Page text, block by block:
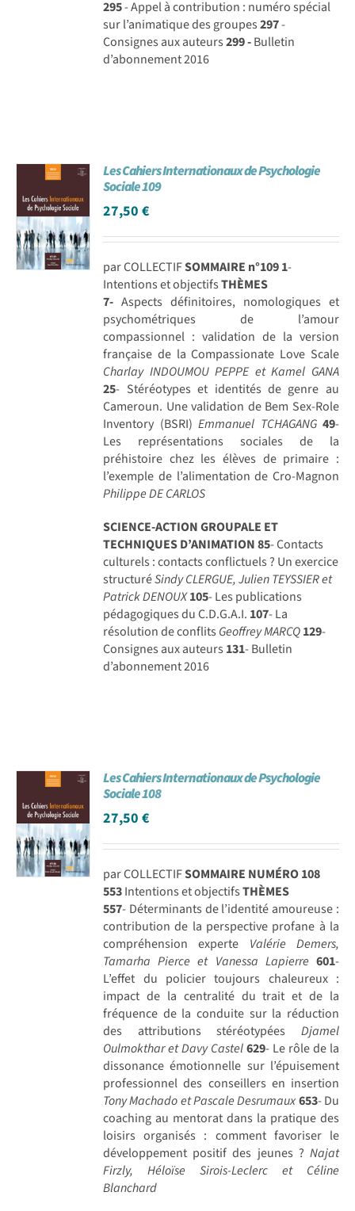
295- Appel à contribution : numéro spécial
sur l’animatique des groupes297-
Consignes aux auteurs299 -Bulletin
d’abonnement 2016
Les Cahiers Internationaux de Psychologie
Sociale 109
27,50€
par COLLECTIFSOMMAIRE n°1091-
Intentions et objectifsTHÈMES
7- Aspects définitoires, nomologiques et
psychométriques de l’amour
compassionnel : validation de la version
française de la Compassionate Love Scale
Charlay INDOUMOU PEPPE et Kamel GANA
25- Stéréotypes et identités de genre au
Cameroun. Une validation de Bem Sex-Role
Inventory (BSRI)Emmanuel TCHAGANG 49-
Les représentations sociales de la
préhistoire chez les élèves de primaire :
l’exemple de l’alimentation de Cro-Magnon
Philippe DE CARLOS
SCIENCE-ACTION GROUPALE ET
TECHNIQUES D’ANIMATION85- Contacts
culturels : contacts conflictuels ? Un exercice
structuréSindy CLERGUE, Julien TEYSSIER et
Patrick DENOUX105- Les publications
pédagogiques du C.D.G.A.I. 107- La
résolution de conflits Geoffrey MARCQ129-
Consignes aux auteurs 131- Bulletin
d’abonnement 2016
Les Cahiers Internationaux de Psychologie
Sociale 108
27,50€
par COLLECTIFSOMMAIRE NUMÉRO 108
553Intentions et objectifsTHÈMES
557- Déterminants de l’identité amoureuse :
contribution de la perspective profane à la
compréhension experte Valérie Demers,
Tamarha Pierce et Vanessa Lapierre 601-
L’effet du policier toujours chaleureux :
impact de la centralité du trait et de la
fréquence de la conduite sur la réduction
des attributions stéréotypées Djamel
Oulmokthar et Davy Castel629- Le rôle de la
dissonance émotionnelle sur l’épuisement
professionnel des conseillers en insertion
Tony Machado et Pascale Desrumaux653- Du
coaching au mentorat dans la pratique des
loisirs organisés : comment favoriser le
développement positif des jeunes ? Najat
Firzly, Héloïse Sirois-Leclerc et Céline
Blanchard